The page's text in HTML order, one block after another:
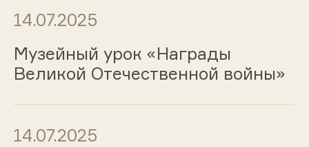
14.07.2025
Музейный урок «Награды
Великой Отечественной войны»
14.07.2025